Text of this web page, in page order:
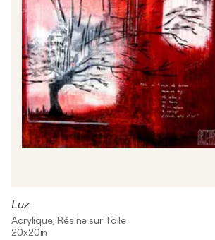
Luz
Acrylique, Résine sur Toile
20x20in